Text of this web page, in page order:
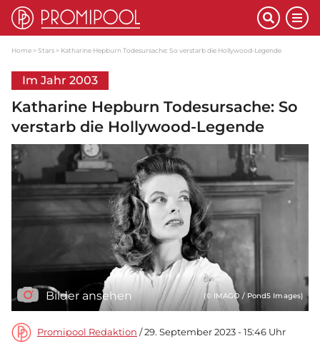
Home Stars Katharine Hepburn Todesursache: So verstarb die Hollywood-Legende
Im Jahr 2003
Katharine Hepburn Todesursache: So
verstarb die Hollywood-Legende
Bilder ansehen (© IMAGO / Pond5 Images)
Promipool Redaktion / 29. September 2023 - 15:46 Uhr